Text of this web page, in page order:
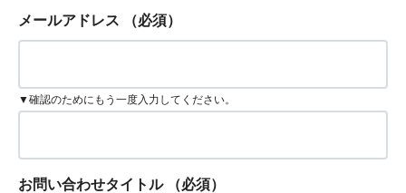
メールアドレス （必須）
▼確認のためにもう一度入力してください。
お問い合わせタイトル （必須）